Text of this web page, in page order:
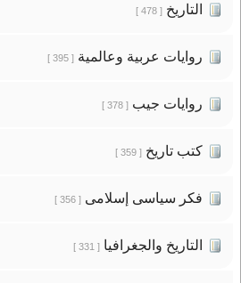
التاريخ[ 478 ]
روايات عربية وعالمية[ 395 ]
روايات جيب[ 378 ]
كتب تاريخ[ 359 ]
فكر سياسى إسلامى[ 356 ]
التاريخ والجغرافيا[ 331 ]